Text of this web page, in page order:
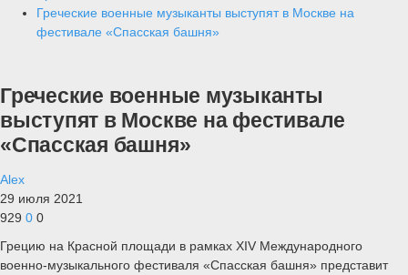
Греческие военные музыканты выступят в Москве на
фестивале «Спасская башня»
Греческие военные музыканты
выступят в Москве на фестивале
«Спасская башня»
Alex
29 июля 2021
929 0 0
Грецию на Красной площади в рамках XIV Международного
военно-музыкального фестиваля «Спасская башня» представит